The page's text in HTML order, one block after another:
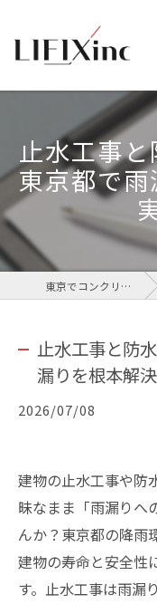
止水工事
東京都で
東京でコンクリートなら株式会社LIFIX
止水工事と防
漏りを根本解
2026/07/08
建物の止水工事や防
昧なまま「雨漏りへ
んか？東京都の降雨
建物の寿命と安全性
す。止水工事は雨漏